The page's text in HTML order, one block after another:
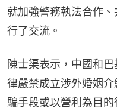
就加強警務執法合作
行了交流。
陳士渠表示，中國和
律嚴禁成立涉外婚姻
騙手段或以營利為目